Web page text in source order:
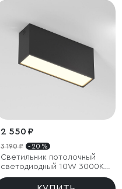
2 550 ₽
3 190 ₽ - 20 %
Светильник потолочный
светодиодный 10W 3000K
черный Block